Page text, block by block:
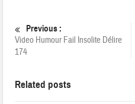
Previous :
Video Humour Fail Insolite Délire
174
Related posts